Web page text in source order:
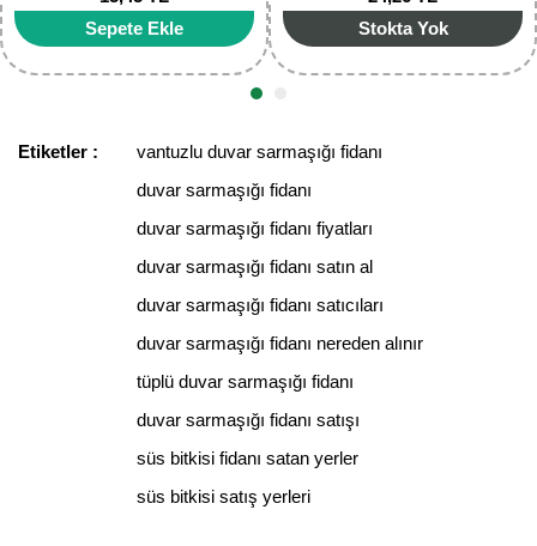
Sepete Ekle
Stokta Yok
Etiketler :
vantuzlu duvar sarmaşığı fidanı
duvar sarmaşığı fidanı
duvar sarmaşığı fidanı fiyatları
duvar sarmaşığı fidanı satın al
duvar sarmaşığı fidanı satıcıları
duvar sarmaşığı fidanı nereden alınır
tüplü duvar sarmaşığı fidanı
duvar sarmaşığı fidanı satışı
süs bitkisi fidanı satan yerler
süs bitkisi satış yerleri